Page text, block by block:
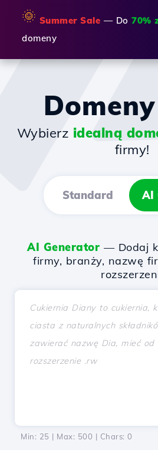
🌞 Summer Sale — Do 70%
domeny
Domeny
Wybierz idealną
firmy!
Standard AI
AI Generator — Dodaj
firmy, branży, nazwę
Min: 25 | Max: 500 | Chars: 0